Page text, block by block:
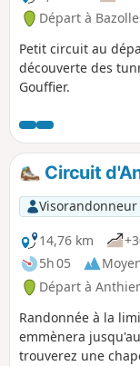
Départ à
Petit circuit au
découverte des
Gouffier.
Circuit
Visorandonneur
14,76 km
5h 05
Départ à
Randonnée à la
emmènera
trouverez une